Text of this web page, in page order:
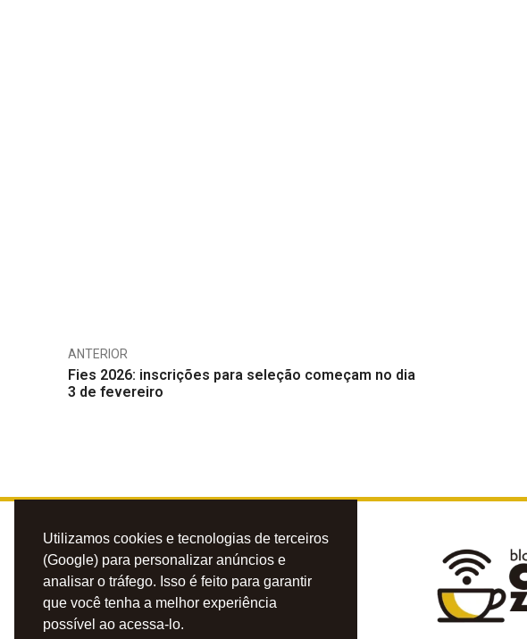
Utilizamos cookies e tecnologias de terceiros
(Google) para personalizar anúncios e
analisar o tráfego. Isso é feito para garantir
que você tenha a melhor experiência
possível ao acessa-lo.
ANTERIOR
Fies 2026: inscrições para seleção começam no dia
3 de fevereiro